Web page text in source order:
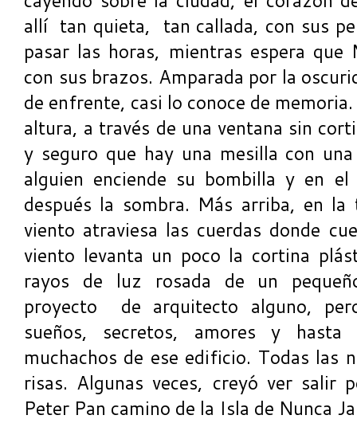
allí tan quieta, tan callada, con sus
pasar las horas, mientras espera
con sus brazos. Amparada por la
de enfrente, casi lo conoce de
altura, a través de una ventana sin
y seguro que hay una mesilla con
alguien enciende su bombilla y en
después la sombra. Más arriba, en
viento atraviesa las cuerdas donde
viento levanta un poco la cortina
rayos de luz rosada de un
proyecto de arquitecto alguno,
sueños, secretos, amores y
muchachos de ese edificio. Todas las
risas. Algunas veces, creyó ver salir
Peter Pan camino de la Isla de Nunca